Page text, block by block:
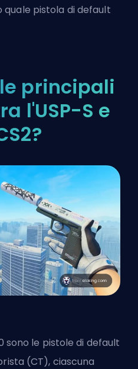
pistola di default
principali
l'USP-S e
sono le pistole di default
(CT), ciascuna